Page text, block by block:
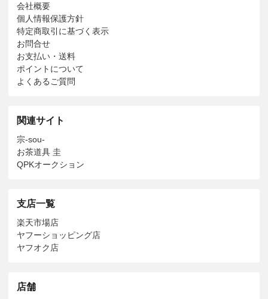
会社概要
個人情報保護方針
特定商取引に基づく表示
お問合せ
お支払い・送料
ポイントについて
よくあるご質問
関連サイト
宗-sou-
お茶道具 圭
QPKオークション
支店一覧
楽天市場店
ヤフーショッピング店
ヤフオク店
店舗